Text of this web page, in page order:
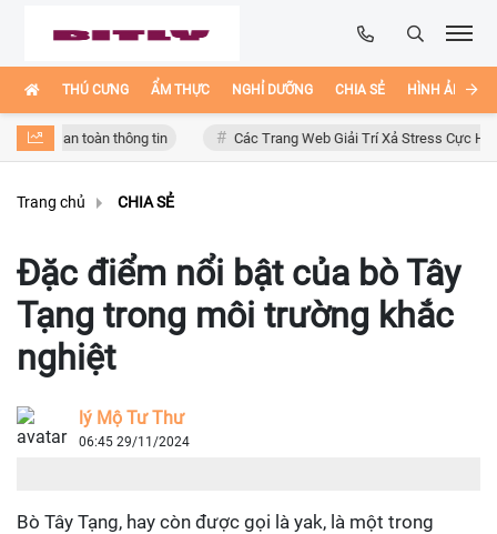
THÚ CƯNG ẨM THỰC NGHỈ DƯỠNG CHIA SẺ HÌNH ẢNH
toàn thông tin Các Trang Web Giải Trí Xả Stress Cực Hay Ho
Trang chủ CHIA SẺ
Đặc điểm nổi bật của bò Tây
Tạng trong môi trường khắc
nghiệt
lý Mộ Tư Thư
06:45 29/11/2024
Bò Tây Tạng, hay còn được gọi là yak, là một trong